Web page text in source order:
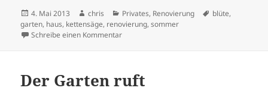
Veröffentlicht
am
4. Mai 2013 Autor
chris Kategorien
Privates, Renovierung Schlagwörter
blüte,
garten, haus, kettensäge, renovierung,sommer
Schreibe einen Kommentarzu Sommer, Sonne, Arbeit…
Der Garten ruft